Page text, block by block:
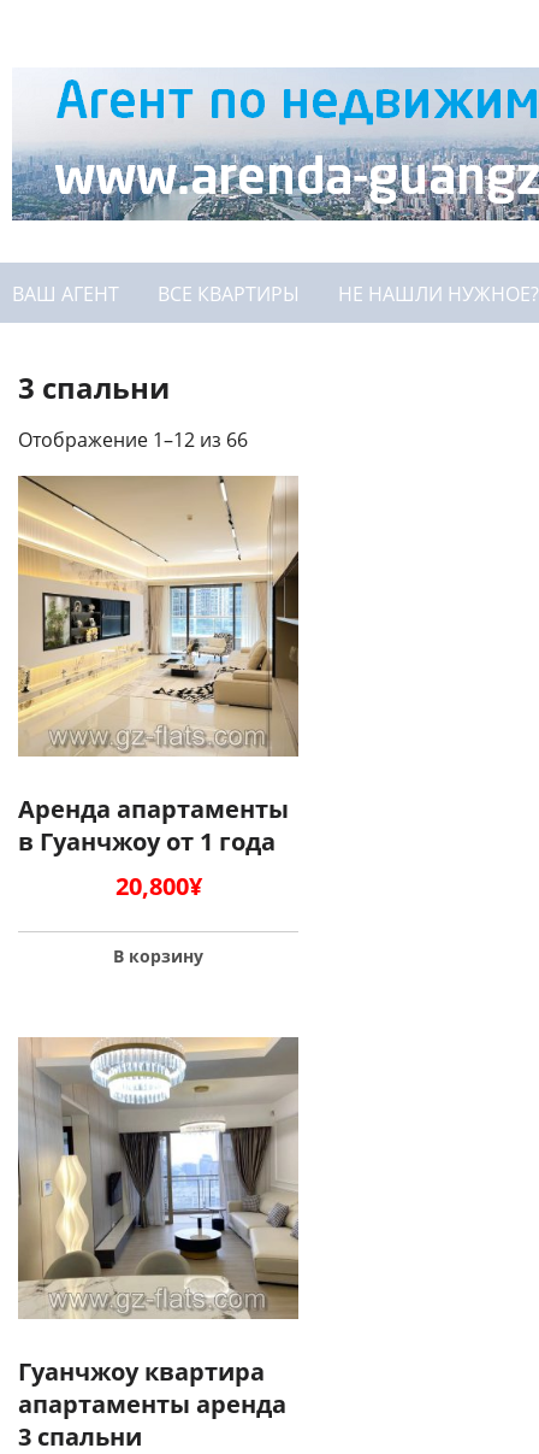
ВАШ АГЕНТ ВСЕ КВАРТИРЫ НЕ НАШЛИ НУЖНОЕ?
3 спальни
Отображение 1–12 из 66
Аренда апартаменты
в Гуанчжоу от 1 года
20,800¥
В корзину
Гуанчжоу квартира
апартаменты аренда
3 спальни